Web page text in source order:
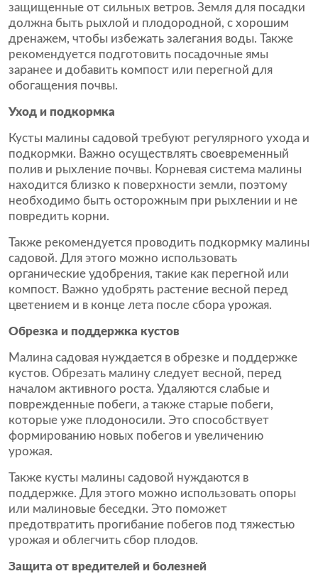
защищенные от сильных ветров. Земля для посадки
должна быть рыхлой и плодородной, с хорошим
дренажем, чтобы избежать залегания воды. Также
рекомендуется подготовить посадочные ямы
заранее и добавить компост или перегной для
обогащения почвы.
Уход и подкормка
Кусты малины садовой требуют регулярного ухода и
подкормки. Важно осуществлять своевременный
полив и рыхление почвы. Корневая система малины
находится близко к поверхности земли, поэтому
необходимо быть осторожным при рыхлении и не
повредить корни.
Также рекомендуется проводить подкормку малины
садовой. Для этого можно использовать
органические удобрения, такие как перегной или
компост. Важно удобрять растение весной перед
цветением и в конце лета после сбора урожая.
Обрезка и поддержка кустов
Малина садовая нуждается в обрезке и поддержке
кустов. Обрезать малину следует весной, перед
началом активного роста. Удаляются слабые и
поврежденные побеги, а также старые побеги,
которые уже плодоносили. Это способствует
формированию новых побегов и увеличению
урожая.
Также кусты малины садовой нуждаются в
поддержке. Для этого можно использовать опоры
или малиновые беседки. Это поможет
предотвратить прогибание побегов под тяжестью
урожая и облегчить сбор плодов.
Защита от вредителей и болезней